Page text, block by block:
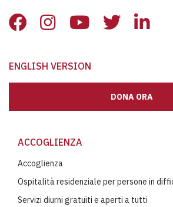
ENGLISH VERSION
DONA ORA
ACCOGLIENZA
Accoglienza
Ospitalità residenziale per persone in
Servizi diurni gratuiti e aperti a tutti